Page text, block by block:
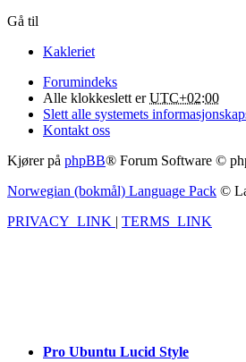
Gå til
Kakleriet
Forumindeks
Alle klokkeslett erUTC+02:00
Slett alle systemets
Kontakt oss
Kjører på phpBB® Forum Software ©
Norwegian (bokmål) Language Pack ©
PRIVACY_LINK
TERMS_LINK
Pro Ubuntu Lucid Style